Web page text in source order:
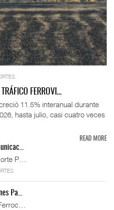
FERROVI…
11.5% interanual durante
hasta julio, casi cuatro veces
READ MORE
P…
Pa…